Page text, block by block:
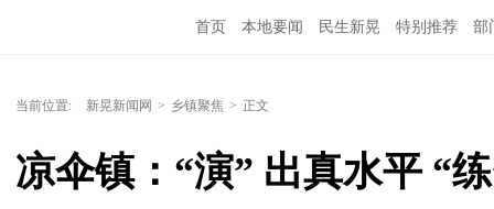
首页 本地要闻 民生新晃 特别推荐 部
当前位置: 新晃新闻网 > 乡镇聚焦 > 正文
凉伞镇：“演” 出真水平 “